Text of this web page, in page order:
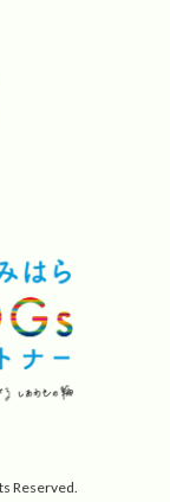
Reserved.